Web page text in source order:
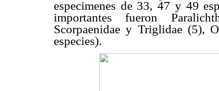
especimenes de 33, 47 y 49
importantes fueron
Scorpaenidae y Triglidae (5),
especies).